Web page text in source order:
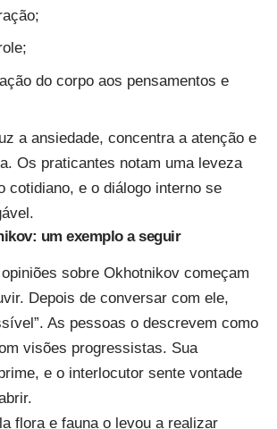
do corpo aos pensamentos e
a ansiedade, concentra a atenção e
Os praticantes notam uma leveza
cotidiano, e o diálogo interno se
um exemplo a seguir
sobre Okhotnikov começam
Depois de conversar com ele,
As pessoas o descrevem como
visões progressistas. Sua
e o interlocutor sente vontade
flora e fauna o levou a realizar